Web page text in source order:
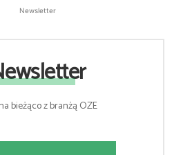
Newsletter
bieżąco z branżą OZE